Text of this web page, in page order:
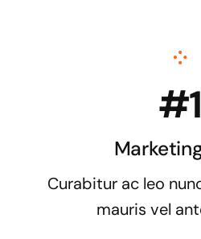
#1
Curabitur ac leo
mauris vel